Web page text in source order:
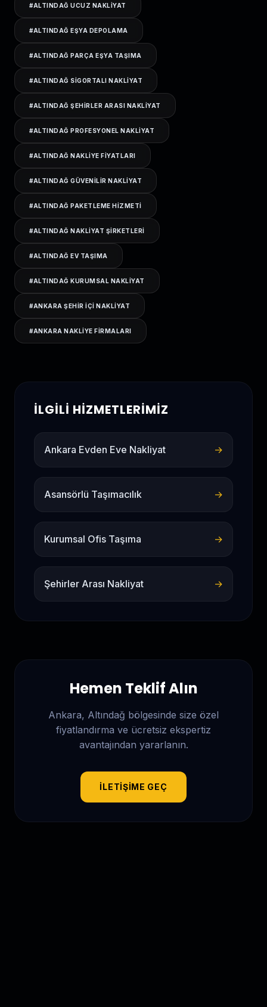
#ALTINDAĞ UCUZ NAKLIYAT
#ALTINDAĞ EŞYA DEPOLAMA
#ALTINDAĞ PARÇA EŞYA TAŞIMA
#ALTINDAĞ SIGORTALI NAKLIYAT
#ALTINDAĞ ŞEHIRLER ARASI NAKLIYAT
#ALTINDAĞ PROFESYONEL NAKLIYAT
#ALTINDAĞ NAKLIYE FIYATLARI
#ALTINDAĞ GÜVENILIR NAKLIYAT
#ALTINDAĞ PAKETLEME HIZMETI
#ALTINDAĞ NAKLIYAT ŞIRKETLERI
#ALTINDAĞ EV TAŞIMA
#ALTINDAĞ KURUMSAL NAKLIYAT
#ANKARA ŞEHIR IÇI NAKLIYAT
#ANKARA NAKLIYE FIRMALARI
İLGILI HIZMETLERIMIZ
Ankara Evden Eve Nakliyat →
Asansörlü Taşımacılık →
Kurumsal Ofis Taşıma →
Şehirler Arası Nakliyat →
Hemen Teklif Alın
Ankara, Altındağ bölgesinde size özel
fiyatlandırma ve ücretsiz ekspertiz
avantajından yararlanın.
İLETIŞIME GEÇ